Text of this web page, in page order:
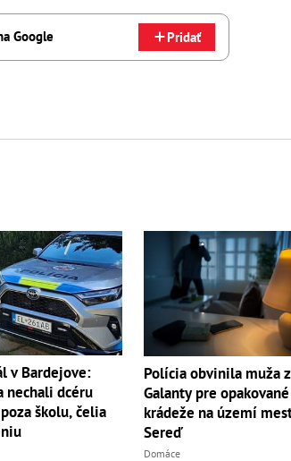
Google Pridať
v Bardejove:
nechali dcéru
školu, čelia
Polícia obvinila muža z
Galanty pre opakované
krádeže na území
Sereď
Domáce